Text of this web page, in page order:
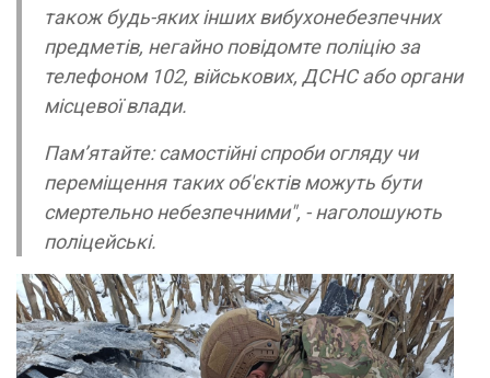
також будь-яких інших вибухонебезпечних
предметів, негайно повідомте поліцію за
телефоном 102, військових, ДСНС або органи
місцевої влади.
Пам’ятайте: самостійні спроби огляду чи
переміщення таких об'єктів можуть бути
смертельно небезпечними", - наголошують
поліцейські.